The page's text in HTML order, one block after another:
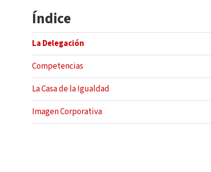
Índice
La Delegación
Competencias
La Casa de la Igualdad
Imagen Corporativa